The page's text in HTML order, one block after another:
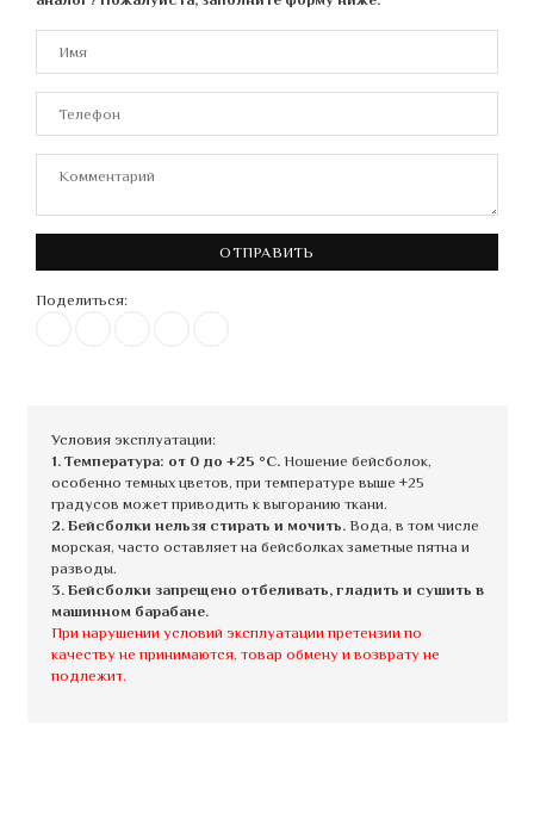
ОТПРАВИТЬ
Поделиться:
Условия эксплуатации:
1. Температура: от 0 до +25 °C.Ношение бейсболок,
особенно темных цветов, при температуре выше +25
градусов может приводить к выгоранию ткани.
2. Бейсболки нельзя стирать и мочить.Вода, в том числе
морская, часто оставляет на бейсболках заметные пятна и
разводы.
3. Бейсболки запрещено отбеливать, гладить и сушить в
машинном барабане.
При нарушении условий эксплуатации претензии по
качеству не принимаются, товар обмену и возврату не
подлежит.